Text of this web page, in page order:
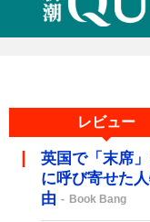
レビュー
英国で「末席
に呼び寄せた
由
Book Bang